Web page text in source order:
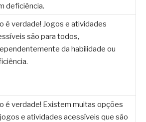
deficiência.
é verdade! Jogos e atividades
são para todos,
da habilidade ou
é verdade! Existem muitas opções
e atividades acessíveis que são